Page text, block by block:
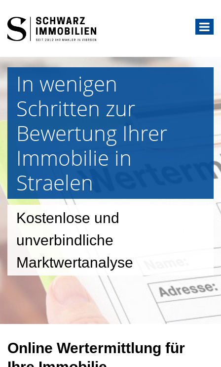
In wenigen
Schritten zur
Bewertung Ihrer
Immobilie in
Straelen
Kostenlose und
unverbindliche
Marktwertanalyse
Online Wertermittlung für